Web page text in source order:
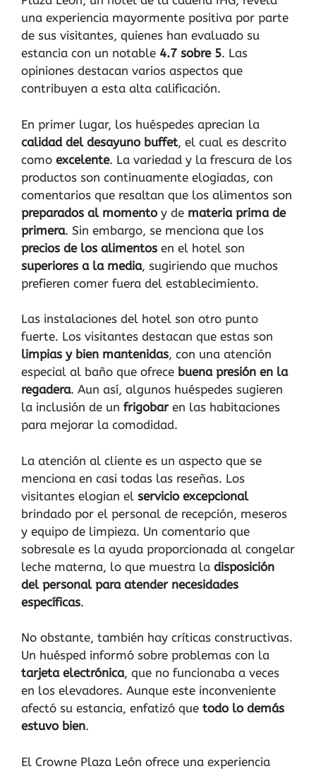
una experiencia mayormente positiva por parte
de sus visitantes, quienes han evaluado su
estancia con un notable 4.7 sobre 5. Las
opiniones destacan varios aspectos que
contribuyen a esta alta calificación.
En primer lugar, los huéspedes aprecian la
calidad del desayuno buffet, el cual es descrito
como excelente. La variedad y la frescura de los
productos son continuamente elogiadas, con
comentarios que resaltan que los alimentos son
preparados al momentoy de materia prima de
primera. Sin embargo, se menciona que los
precios de los alimentos en el hotel son
superiores a la media, sugiriendo que muchos
prefieren comer fuera del establecimiento.
Las instalaciones del hotel son otro punto
fuerte. Los visitantes destacan que estas son
limpias y bien mantenidas, con una atención
especial al baño que ofrece buena presión en la
regadera. Aun así, algunos huéspedes sugieren
la inclusión de un frigobaren las habitaciones
para mejorar la comodidad.
La atención al cliente es un aspecto que se
menciona en casi todas las reseñas. Los
visitantes elogian el servicio excepcional
brindado por el personal de recepción, meseros
y equipo de limpieza. Un comentario que
sobresale es la ayuda proporcionada al congelar
leche materna, lo que muestra la disposición
del personal para atender necesidades
específicas.
No obstante, también hay críticas constructivas.
Un huésped informó sobre problemas con la
tarjeta electrónica, que no funcionaba a veces
en los elevadores. Aunque este inconveniente
afectó su estancia, enfatizó que todo lo demás
estuvo bien.
El Crowne Plaza León ofrece una experiencia